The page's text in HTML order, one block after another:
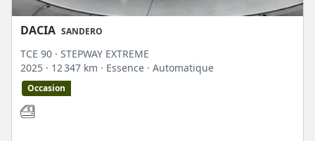
DACIA SANDERO
TCE 90 · STEPWAY EXTREME
2025 · 12 347 km · Essence · Automatique
Occasion